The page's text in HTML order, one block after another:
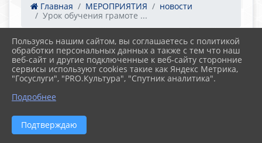
Главная МЕРОПРИЯТИЯ
новости
Урок обучения грамоте ...
17.10.2022 13:38 15
Урок обучения грамоте «Звуки [р], [р],
строчная буква р»
Пользуясь нашим сайтом, вы соглашаетесь с политикой
обработки персональных данных а также с тем что наш
веб-сайт и другие подключенные к веб-сайту сторонние
сервисы используют cookies такие как Яндекс Метрика,
"Госуслуги", "PRO.Культура", "Спутник аналитика".
Подробнее
Подтверждаю